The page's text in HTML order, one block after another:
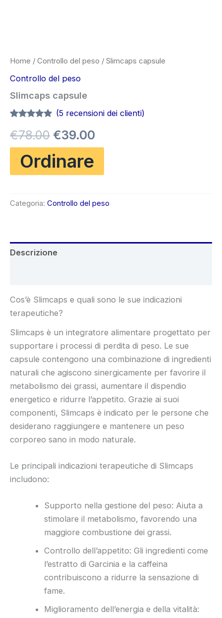
Home / Controllo del peso / Slimcaps capsule
Controllo del peso
Slimcaps capsule
su 5 su
base di
recensioni
(5recensioni dei clienti)
€78.00 Il
prezzo
originale
€39.00
attuale
Ordinare
Categoria: Controllo del peso
Descrizione
Cos’è Slimcaps e quali sono le sue indicazioni
terapeutiche?
Slimcaps è un integratore alimentare progettato per
supportare i processi di perdita di peso. Le sue
capsule contengono una combinazione di ingredienti
naturali che agiscono sinergicamente per favorire il
metabolismo dei grassi, aumentare il dispendio
energetico e ridurre l’appetito. Grazie ai suoi
componenti, Slimcaps è indicato per le persone che
desiderano raggiungere e mantenere un peso
corporeo sano in modo naturale.
Le principali indicazioni terapeutiche di Slimcaps
includono:
Supporto nella gestione del peso: Aiuta a
stimolare il metabolismo, favorendo una
maggiore combustione dei grassi.
Controllo dell’appetito: Gli ingredienti come
l’estratto di Garcinia e la caffeina
contribuiscono a ridurre la sensazione di
fame.
Miglioramento dell’energia e della vitalità: